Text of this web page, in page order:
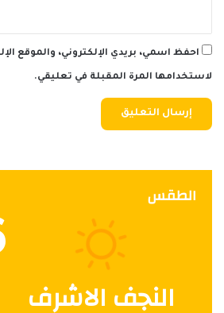
احفظ اسمي، بريدي الإلكتروني، والموقع
لاستخدامها المرة المقبلة في تعليقي.
الطقس
النجف الاشرف